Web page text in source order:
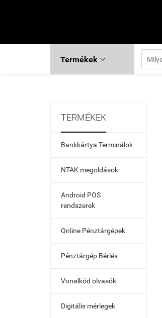
Termékek 
TERMÉKEK
Bankkártya Terminálok
NTAK megoldások
Android POS
rendszerek
Online Pénztárgépek
Pénztárgép Bérlés
Vonalkód olvasók
Digitális mérlegek